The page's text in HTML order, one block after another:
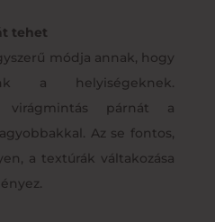
tehet
módja annak, hogy
a helyiségeknek.
virágmintás párnát a
Az se fontos,
a textúrák váltakozása